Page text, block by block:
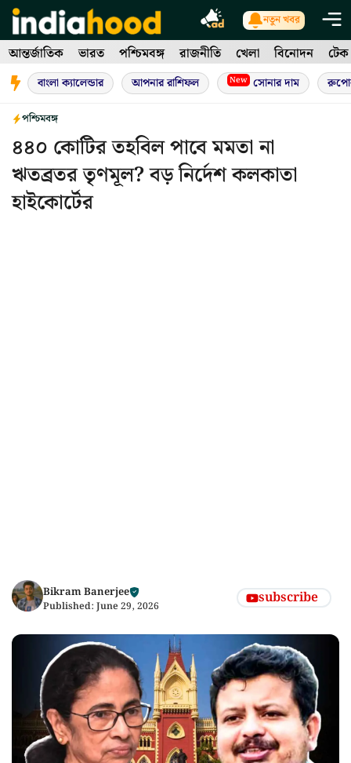
Skip
to
content
নতুন খবর
আন্তর্জাতিক ভারত পশ্চিমবঙ্গ রাজনীতি খেলা বিনোদন টেক
বাংলা ক্যালেন্ডার আপনার রাশিফল New সোনার দাম
পশ্চিমবঙ্গ
৪৪০ কোটির তহবিল পাবে মমতা না
ঋতব্রতর তৃণমূল? বড় নির্দেশ কলকাতা
হাইকোর্টের
Bikram Banerjee
Published: June 29, 2026 subscribe